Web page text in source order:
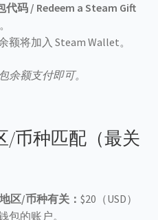
代码 / Redeem a Steam Gift
额将加入 Steam Wallet。
余额支付即可。
/币种匹配（最关
区/币种有关： $20（USD）
包的账户。